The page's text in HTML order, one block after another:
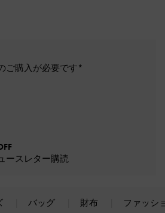
ご購入が必要です*
ースレター購読
バッグ 財布 ファッシ